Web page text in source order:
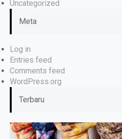
Uncategorized
Meta
Log in
Entries feed
Comments feed
WordPress.org
Terbaru